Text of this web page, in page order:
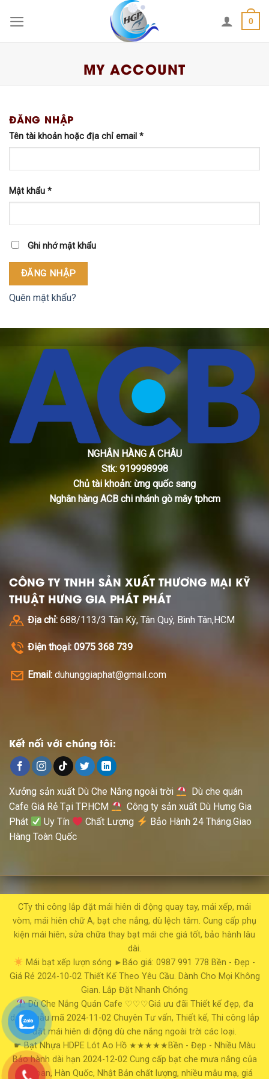
0
MY ACCOUNT
ĐĂNG NHẬP
Tên tài khoản hoặc địa chỉ email *
Mật khẩu *
Ghi nhớ mật khẩu
ĐĂNG NHẬP
Quên mật khẩu?
NGHÂN HÀNG Á CHÂU
Stk: 919998998
Chủ tài khoản: ừng quốc sang
Nghân hàng ACB chi nhánh gò mây tphcm
CÔNG TY TNHH SẢN XUẤT THƯƠNG MẠI KỸ
THUẬT HƯNG GIA PHÁT PHÁT
Địa chỉ: 688/113/3 Tân Kỳ, Tân Quý, Bình Tân,HCM
Điện thoại: 0975 368 739
Email: duhunggiaphat@gmail.com
Kết nối với chúng tôi:
Xưởng sản xuất Dù Che Nắng ngoài trời
Dù che quán
Cafe Giá Rẻ Tại TP.HCM
Công ty sản xuất Dù Hưng Gia
Phát
Uy Tín Chất Lượng
Bảo Hành 24 Tháng.Giao
Hàng Toàn Quốc
CTy thi công lắp đặt mái hiên di động quay tay, mái xếp, mái
vòm, mái hiên chữ A, bạt che nắng, dù lệch tâm. Cung cấp phụ
kiện mái hiên, sửa chữa thay bạt mái che giá tốt, bảo hành lâu
dài.
Mái bạt xếp lượn sóng ►Báo giá: 0987 991 778 Bền - Đẹp -
Giá Rẻ 2024-10-02 Thiết Kế Theo Yêu Cầu. Dành Cho Mọi Không
Gian. Lắp Đặt Nhanh Chóng
Dù Che Nắng Quán Cafe ♡♡♡Giá ưu đãi Thiết kế đẹp, đa
dạng mẫu mã 2024-11-02 Chuyên Tư vấn, Thiết kế, Thi công lắp
đặt mái hiên di động dù che nắng ngoài trời các loại.
☛ Bạt Nhựa HDPE Lót Ao Hồ ★★★★★Bền - Đẹp - Nhiều Màu
Bảo hành dài hạn 2024-12-02 Cung cấp bạt che mưa nắng của
Đài Loan, Hàn Quốc, Nhật Bản chất lượng, nhiều mẫu mạ, giá